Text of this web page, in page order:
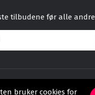
tilbudene før alle andre
annet. Med forbehold om utsolgt.
bruker cookies for